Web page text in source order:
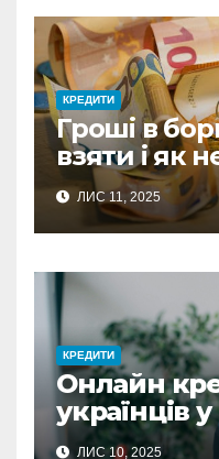
КРЕДИТИ
Гроші в
взяти і як
стосунки
ЛИС 11, 2025
КРЕДИТИ
Онлайн
українців
повний
ЛИС 10, 2025